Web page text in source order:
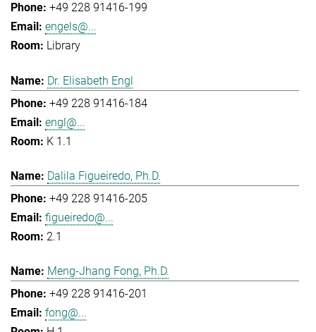
+49 228 91416-199
engels@...
Library
Dr. Elisabeth Engl
+49 228 91416-184
engl@...
K 1.1
Dalila Figueiredo, Ph.D.
+49 228 91416-205
figueiredo@...
2.1
Meng-Jhang Fong, Ph.D.
+49 228 91416-201
fong@...